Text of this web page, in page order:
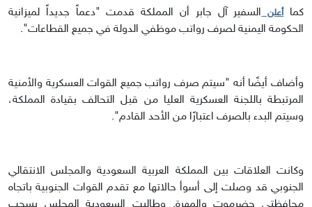
كماأعلن السفير آل جابر أن المملكة قدمت "دعماً جديداً لميزانية
الحكومة اليمنية لصرف رواتب موظفي الدولة في جميع القطاعات".
وأضاف أيضًا أنه "سيتم صرف رواتب جميع القوات العسكرية والأمنية
المرتبطة باللجنة العسكرية العليا من قبل التحالف بقيادة المملكة،
وسيتم البدء بالصرف اعتبارًا من الأحد القادم".
وكانت العلاقات بين المملكة العربية السعودية والمجلس الانتقالي
الجنوبي قد وصلت إلى أسوأ حالاتها مع تقدم القوات الجنوبية باتجاه